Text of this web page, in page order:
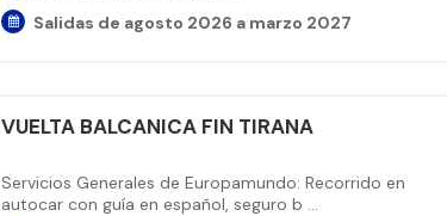
Salidas de agosto 2026 a marzo 2027
VUELTA BALCANICA FIN TIRANA
Servicios Generales de Europamundo: Recorrido en
autocar con guía en español, seguro b ...